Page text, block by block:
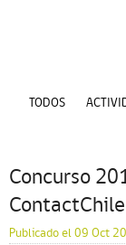
TODOS
Concurso
ContactChile
Publicado el 09 Oct